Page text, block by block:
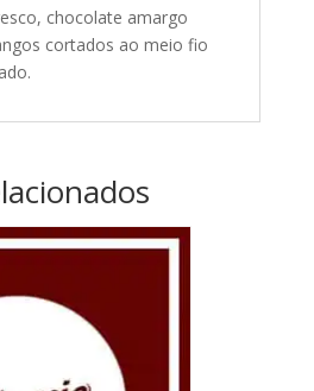
chocolate amargo
cortados ao meio fio